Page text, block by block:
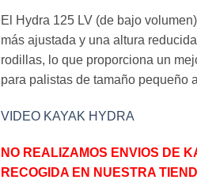
El Hydra 125 LV (de bajo
más ajustada y una altura
rodillas, lo que proporciona un
para palistas de tamaño pequeño
VIDEO KAYAK HYDRA
NO REALIZAMOS ENVIOS DE
RECOGIDA EN NUESTRA